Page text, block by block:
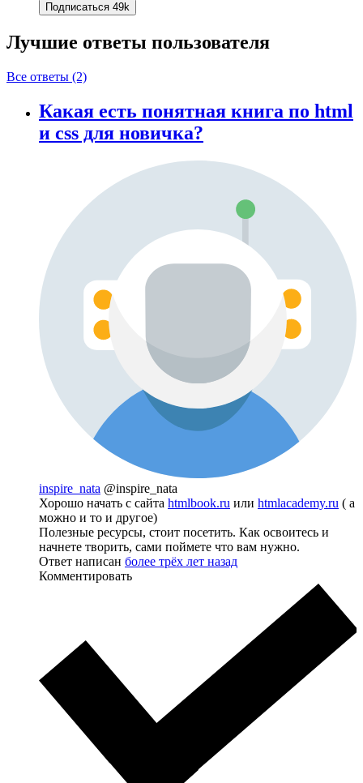
Подписаться 49k
Лучшие ответы пользователя
Все ответы (2)
Какая есть понятная книга по html
и css для новичка?
inspire_nata @inspire_nata
Хорошо начать с сайта htmlbook.ru или htmlacademy.ru ( а
можно и то и другое)
Полезные ресурсы, стоит посетить. Как освоитесь и
начнете творить, сами поймете что вам нужно.
Ответ написан более трёх лет назад
Комментировать